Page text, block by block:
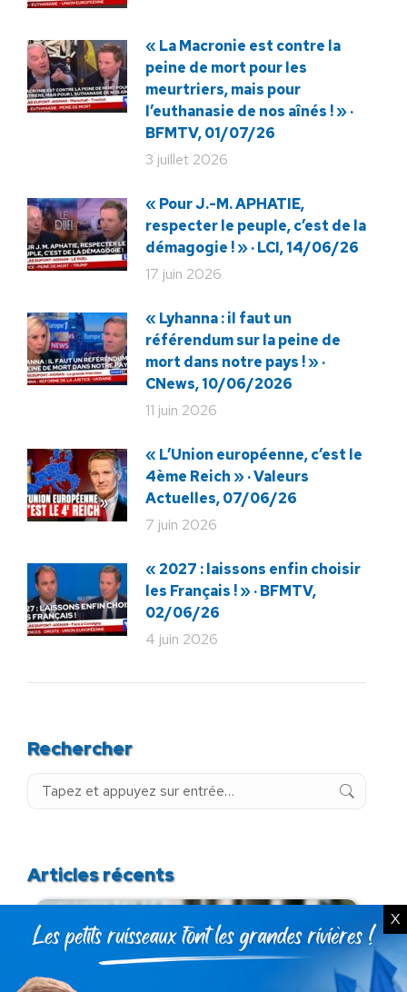
« La Macronie est contre la
peine de mort pour les
meurtriers, mais pour
l’euthanasie de nos aînés ! » ·
BFMTV, 01/07/26
3 juillet 2026
« Pour J.-M. APHATIE,
respecter le peuple, c’est de la
démagogie ! » · LCI, 14/06/26
17 juin 2026
« Lyhanna : il faut un
référendum sur la peine de
mort dans notre pays ! » ·
CNews, 10/06/2026
11 juin 2026
« L’Union européenne, c’est le
4ème Reich » · Valeurs
Actuelles, 07/06/26
7 juin 2026
« 2027 : laissons enfin choisir
les Français ! » · BFMTV,
02/06/26
4 juin 2026
Rechercher
Recherche
Articles récents
X